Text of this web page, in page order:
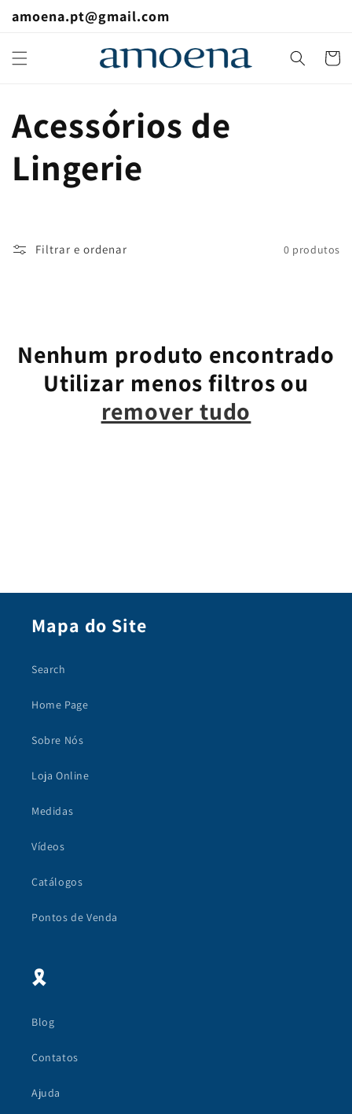
para o
amoena.pt@gmail.com
C
o
e
ã
o
Acessórios de
Lingerie
Filtrar e ordenar 0 produtos
Nenhum produto encontrado
Utilizar menos filtros ou
remover tudo
Mapa do Site
Search
Home Page
Sobre Nós
Loja Online
Medidas
Vídeos
Catálogos
Pontos de Venda
🎗
Blog
Contatos
Ajuda